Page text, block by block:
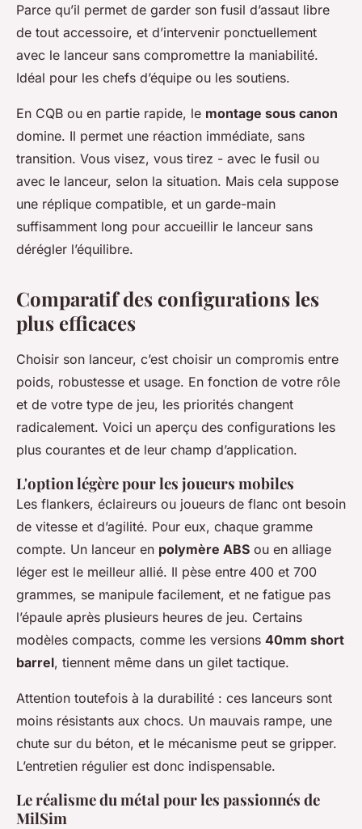
Parce qu’il permet de garder son fusil d’assaut libre
de tout accessoire, et d’intervenir ponctuellement
avec le lanceur sans compromettre la maniabilité.
Idéal pour les chefs d’équipe ou les soutiens.
En CQB ou en partie rapide, le montage sous canon
domine. Il permet une réaction immédiate, sans
transition. Vous visez, vous tirez - avec le fusil ou
avec le lanceur, selon la situation. Mais cela suppose
une réplique compatible, et un garde-main
suffisamment long pour accueillir le lanceur sans
dérégler l’équilibre.
Comparatif des configurations les
plus efficaces
Choisir son lanceur, c’est choisir un compromis entre
poids, robustesse et usage. En fonction de votre rôle
et de votre type de jeu, les priorités changent
radicalement. Voici un aperçu des configurations les
plus courantes et de leur champ d’application.
L'option légère pour les joueurs mobiles
Les flankers, éclaireurs ou joueurs de flanc ont besoin
de vitesse et d’agilité. Pour eux, chaque gramme
compte. Un lanceur en polymère ABS ou en alliage
léger est le meilleur allié. Il pèse entre 400 et 700
grammes, se manipule facilement, et ne fatigue pas
l’épaule après plusieurs heures de jeu. Certains
modèles compacts, comme les versions 40mm short
barrel, tiennent même dans un gilet tactique.
Attention toutefois à la durabilité : ces lanceurs sont
moins résistants aux chocs. Un mauvais rampe, une
chute sur du béton, et le mécanisme peut se gripper.
L’entretien régulier est donc indispensable.
Le réalisme du métal pour les passionnés de
MilSim